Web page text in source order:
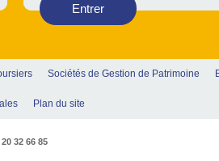
Entrer
Sociétés de Gestion de Patrimoine
Plan du site
32 66 85